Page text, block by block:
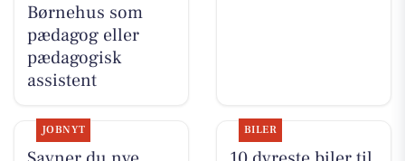
Børnehus som
pædagog eller
pædagogisk
assistent
JOBNYT BILER